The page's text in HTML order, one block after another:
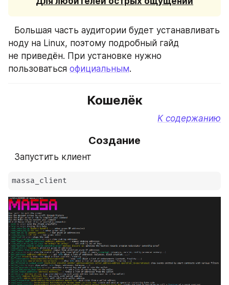
⠀Большая часть аудитории будет устанавливать
ноду на Linux, поэтому подробный гайд
не приведён. При установке нужно
пользоваться официальным.
Кошелёк
К содержанию
Создание
⠀Запустить клиент
massa_client